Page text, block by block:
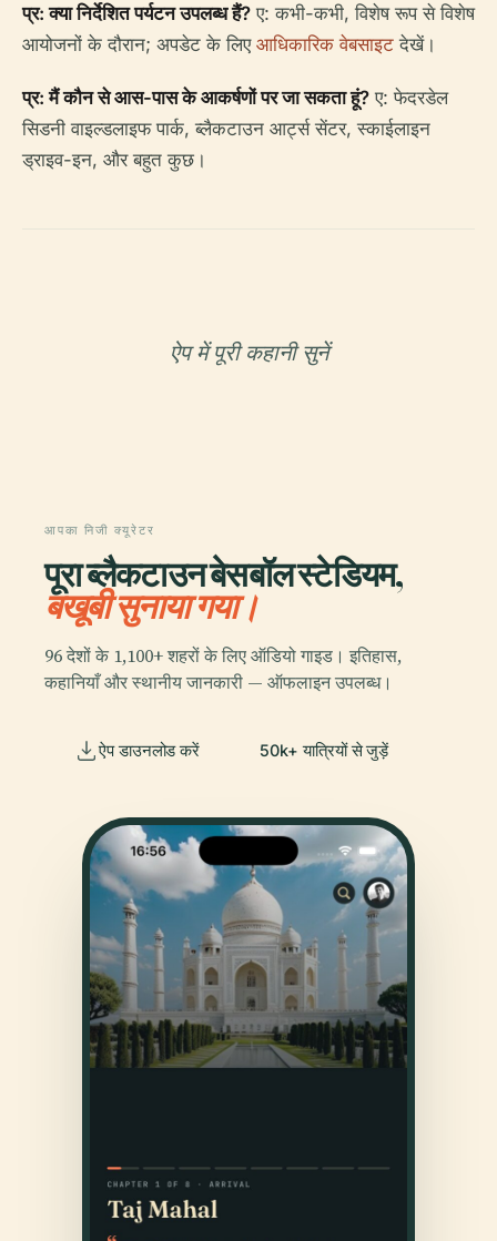
प्र: क्या निर्देशित पर्यटन उपलब्ध हैं? ए: कभी-कभी, विशेष रूप से विशेष
आयोजनों के दौरान; अपडेट के लिए आधिकारिक वेबसाइट देखें।
प्र: मैं कौन से आस-पास के आकर्षणों पर जा सकता हूं? ए: फेदरडेल
सिडनी वाइल्डलाइफ पार्क, ब्लैकटाउन आर्ट्स सेंटर, स्काईलाइन
ड्राइव-इन, और बहुत कुछ।
ऐप में पूरी कहानी सुनें
आपका निजी क्यूरेटर
पूरा ब्लैकटाउन बेसबॉल स्टेडियम,
बखूबी सुनाया गया।
96 देशों के 1,100+ शहरों के लिए ऑडियो गाइड। इतिहास,
कहानियाँ और स्थानीय जानकारी — ऑफलाइन उपलब्ध।
ऐप डाउनलोड करें 50k+ यात्रियों से जुड़ें